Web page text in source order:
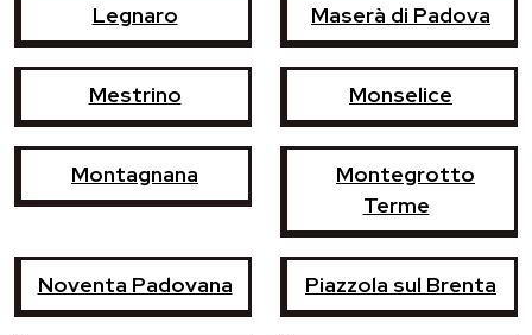
Legnaro Maserà di Padova
Mestrino Monselice
Montagnana
Montegrotto
Terme
Noventa Padovana Piazzola sul Brenta